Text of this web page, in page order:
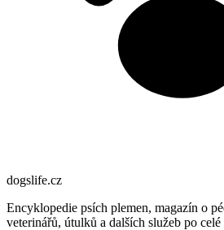
dogslife.cz
Encyklopedie psích plemen, magazín o
veterinářů, útulků a dalších služeb po celé